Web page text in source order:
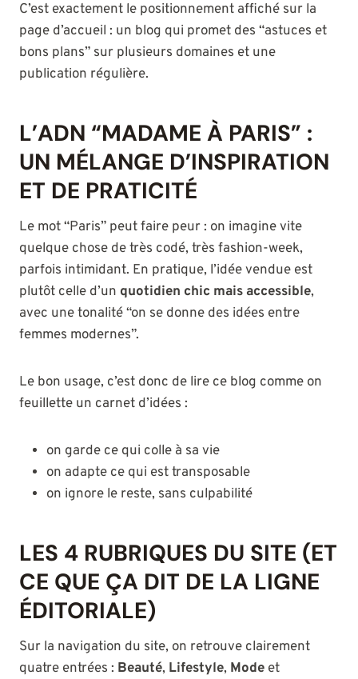
C’est exactement le positionnement affiché sur la
page d’accueil : un blog qui promet des “astuces et
bons plans” sur plusieurs domaines et une
publication régulière.
L’ADN “MADAME À PARIS” :
UN MÉLANGE D’INSPIRATION
ET DE PRATICITÉ
Le mot “Paris” peut faire peur : on imagine vite
quelque chose de très codé, très fashion-week,
parfois intimidant. En pratique, l’idée vendue est
plutôt celle d’un quotidien chic mais accessible,
avec une tonalité “on se donne des idées entre
femmes modernes”.
Le bon usage, c’est donc de lire ce blog comme on
feuillette un carnet d’idées :
on garde ce qui colle à sa vie
on adapte ce qui est transposable
on ignore le reste, sans culpabilité
LES 4 RUBRIQUES DU SITE (ET
CE QUE ÇA DIT DE LA LIGNE
ÉDITORIALE)
Sur la navigation du site, on retrouve clairement
quatre entrées : Beauté, Lifestyle, Mode et